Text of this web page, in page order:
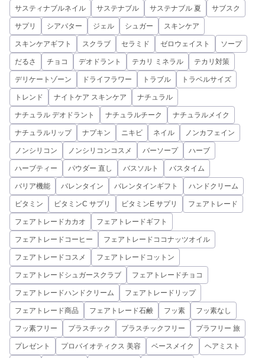
サスティナブルネイル サステナブル サステナブル 夏 サブスク
サプリ シアバター ジェル シュガー スキンケア
スキンケアギフト スクラブ セラミド ゼロウェイスト ソープ
だるさ チョコ デオドラント テカリ ミネラル テカリ対策
デリケートゾーン ドライフラワー トラブル トラベルサイズ
トレンド ナイトケア スキンケア ナチュラル
ナチュラル デオドラント ナチュラルチーク ナチュラルメイク
ナチュラルリップ ナプキン ニキビ ネイル ノンカフェイン
ノンシリコン ノンシリコンコスメ バーソープ ハーブ
ハーブティー パウダー 直し バスソルト バスタイム
バリア機能 バレンタイン バレンタインギフト ハンドクリーム
ビタミン ビタミンC サプリ ビタミンE サプリ フェアトレード
フェアトレードカカオ フェアトレードギフト
フェアトレードコーヒー フェアトレードココナッツオイル
フェアトレードコスメ フェアトレードコットン
フェアトレードシュガースクラブ フェアトレードチョコ
フェアトレードハンドクリーム フェアトレードリップ
フェアトレード商品 フェアトレード石鹸 フッ素 フッ素なし
フッ素フリー プラスチック プラスチックフリー プラフリー 旅
プレゼント プロバイオティクス 美容 ベースメイク ヘアミスト